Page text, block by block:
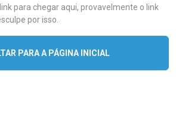
para chegar aqui, provavelmente o link
por isso.
PARA A PÁGINA INICIAL